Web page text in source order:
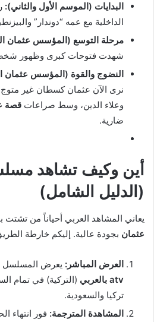
البدايات (الموسم الأول والثاني):
الداخلية مع عمه “دوندار”
مرحلة التوسع (المؤسس عثمان
شهدت فتوحات كبرى وظهور
النضوج والقوة (المؤسس عثمان
نرى الآن عثمان كسطان غير متوج،
وعلاء الدين، وسط صراعات قصة
ضارية.
أين وكيف تشاهد
(الدليل الشامل)
يعاني المشاهد العربي أحياناً من تشتت
عثمان بجودة عالية. إليكم خارطة
العرض المباشر: يعرض المسلسل
atv بالعربي
تركيا والسعودية.
المشاهدة المترجمة: فور انتهاء